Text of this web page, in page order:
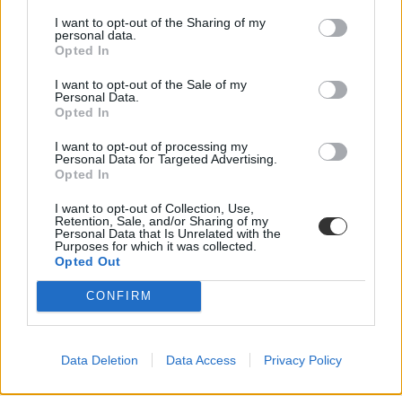
I want to opt-out of the Sharing of my
personal data.
Opted In
I want to opt-out of the Sale of my
Personal Data.
Opted In
I want to opt-out of processing my
Personal Data for Targeted Advertising.
Opted In
I want to opt-out of Collection, Use,
Retention, Sale, and/or Sharing of my
Personal Data that Is Unrelated with the
Purposes for which it was collected.
Opted Out
CONFIRM
Data Deletion Data Access Privacy Policy
Székács Linda
Mégis van hiánypótlás a 2025-ös pótfelvételin
A pótfelvételi ponthatárait várhatóan augusztus 27-én hirdetik ki, de
addig is lehet még dolga a felvételizőknek.
Érettségi-felvételi
Gál Luca
Van lehetőség dokumentumpótlásra a pótfelvételin?
Rodler Lili